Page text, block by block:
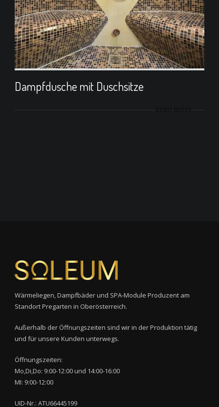
Dampfdusche mit Duschsitze
READ MORE
Wärmeliegen, Dampfbäder und SPA-Module Produzent am
Standort Pregarten in Oberösterreich.
Außerhalb der Öffnungszeiten sind wir in der Produktion tätig
und für unsere Kunden unterwegs.
Öffnungszeiten:
Mo,Di,Do: 9:00-12:00 und 14:00-16:00
MI: 9:00-12:00
UID-Nr.: ATU66445199